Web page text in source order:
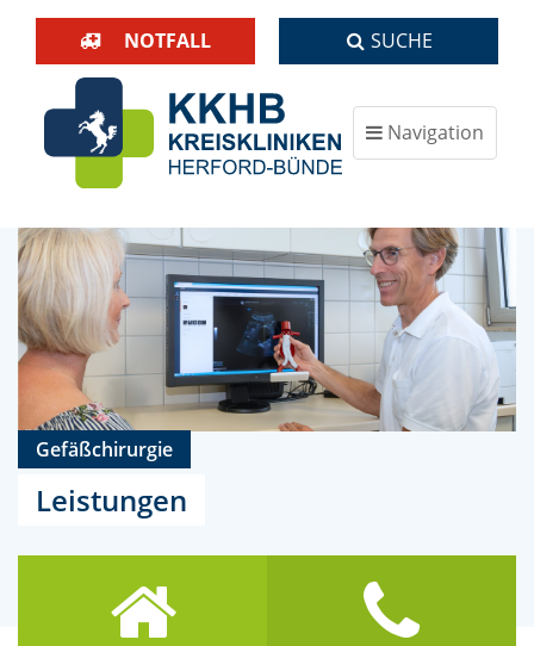
NOTFALL SUCHE
Navigation
ein-/ausblenden
Gefäßchirurgie
Leistungen